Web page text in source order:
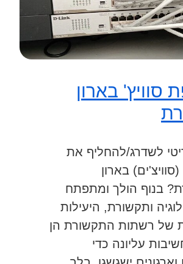
סוויץ' בארון
לשדרג/להחליף את
בארון
בנוף הולך ומתפתח
ותקשורת, היעילות
של רשתות התקשורת הן
עליונה כדי